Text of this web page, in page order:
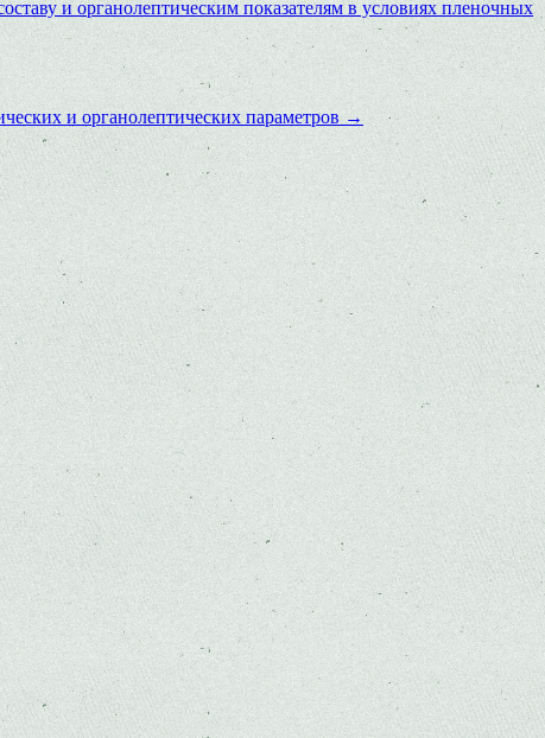
и органолептическим показателям в условиях пленочных
и органолептических параметров→